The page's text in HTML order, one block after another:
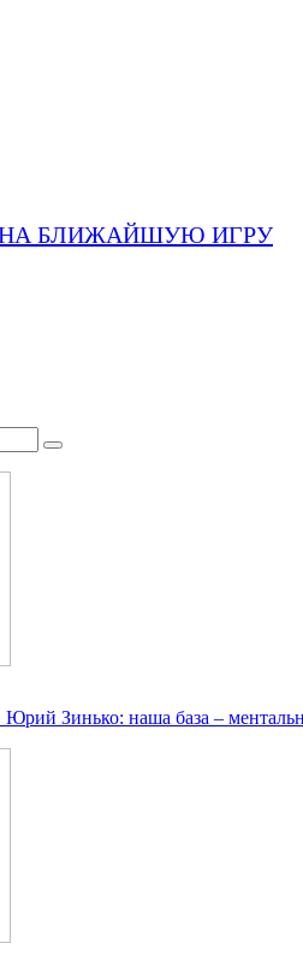
НА БЛИЖАЙШУЮ ИГРУ
Юрий Зинько: наша база –